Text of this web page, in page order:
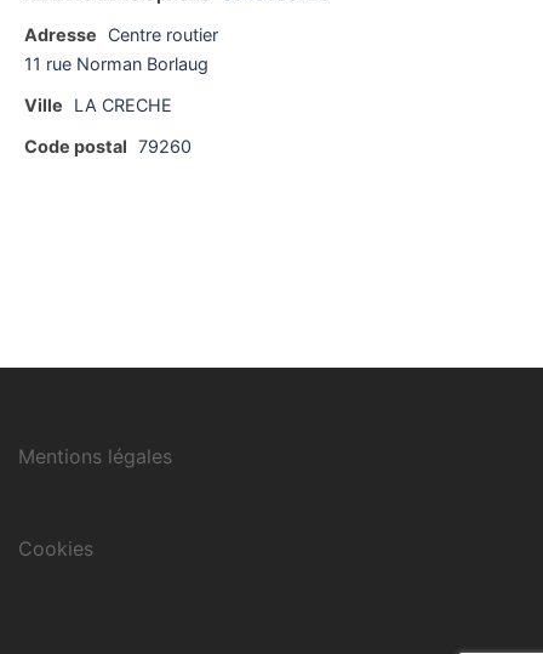
Adresse Centre routier
11 rue Norman Borlaug
Ville
LA CRECHE
Code postal 79260
Mentions légales
Cookies